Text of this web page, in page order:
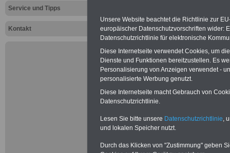
Service und Tipps
Kontakt
.>>>Neu aufgelegt im März 2025
Unsere Website beachtet die Richtlinie zur
europäischer Datenschutzvorschriften wider:
Datenschutzrichtlinie für elektronische
Diese Internetseite verwendet Cookies, um
Dienste und Funktionen bereitzustellen. Es
Personalisierung von Anzeigen verwendet -
personalisierte Werbung genutzt.
Diese Internetseite macht Gebrauch von
Datenschutzrichtlinie.
Lesen Sie bitte unsere Datenschutzrichtlinie ,
und lokalen Speicher nutzt.
Durch das Klicken von "Zustimmung" geben